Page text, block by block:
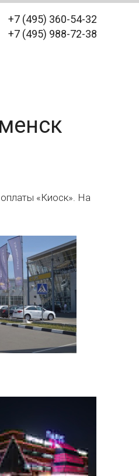
+7 (495) 360-54-32
+7 (495) 988-72-38
«Киоск». На